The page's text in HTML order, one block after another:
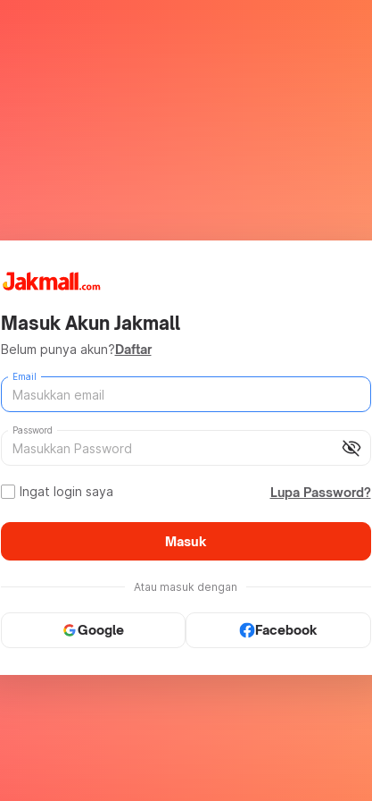
Masuk Akun Jakmall
Belum punya akun?Daftar
Email
visibility_off
Password
Ingat login saya Lupa Password?
Masuk
Atau masuk dengan
Google Facebook